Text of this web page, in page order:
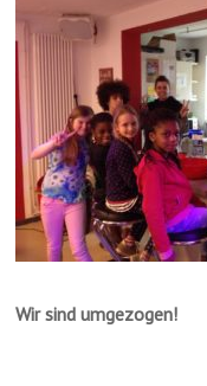
Wir sind umgezogen!